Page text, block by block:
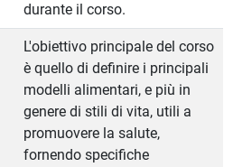
durante il corso.
L'obiettivo principale del corso
è quello di definire i principali
modelli alimentari, e più in
genere di stili di vita, utili a
promuovere la salute,
fornendo specifiche